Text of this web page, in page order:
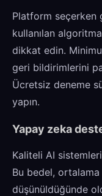
Platform seçerken
kullanılan
dikkat edin.
geri bildirimlerini
Ücretsiz deneme
yapın.
Yapay zeka
Kaliteli AI
Bu bedel,
düşünüldüğünde